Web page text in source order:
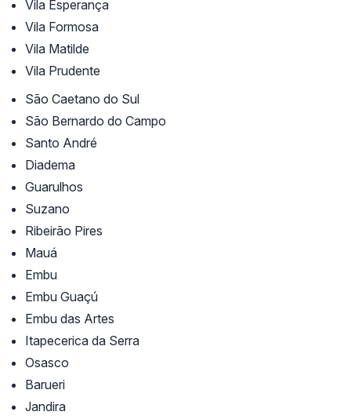
Vila Esperança
Vila Formosa
Vila Matilde
Vila Prudente
São Caetano do Sul
São Bernardo do Campo
Santo André
Diadema
Guarulhos
Suzano
Ribeirão Pires
Mauá
Embu
Embu Guaçú
Embu das Artes
Itapecerica da Serra
Osasco
Barueri
Jandira